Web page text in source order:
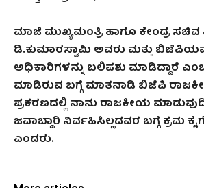
ಮಾಜಿ ಮುಖ್ಯಮಂತ್ರಿ ಹಾಗೂ ಕೇಂದ್ರ
ಡಿ.ಕುಮಾರಸ್ವಾಮಿ ಅವರು ಮತ್ತು
ಅಧಿಕಾರಿಗಳನ್ನು ಬಲಿಪಶು ಮಾಡಿದ್ದಾರೆ
ಮಾಡಿರುವ ಬಗ್ಗೆ ಮಾತನಾಡಿ ಬಿಜೆಪಿ
ಪ್ರಕರಣದಲ್ಲಿ ನಾನು ರಾಜಕೀಯ
ಜವಾಬ್ದಾರಿ ನಿರ್ವಹಿಸಿಲ್ಲದವರ ಬಗ್ಗೆ ಕ್ರಮ
ಎಂದರು.